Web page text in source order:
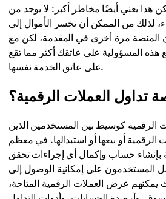
هذا يعني أيضًا مخاطر أكبر: لا يوجد من
لذلك من الممكن أن تخسر الأموال إلى
المنصة مرة أخرى في المقدمة، لكن مع
هذه المسؤولية على عاتقك أكثر مما تقع
على عاتق الخدمة نفسها.
تداول العملات الرقمية؟
الرقمية كوسيط بين المستخدمين الذين
الرقمية أو بيعها أو استبدالها. في معظم
بإنشاء حساب وإكمال أي إجراءات تحقق
المستخدمون على إمكانية الوصول إلى
يمكنهم عرض العملات الرقمية المتاحة،